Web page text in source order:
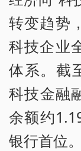
转变趋势
科技企业
体系。截
科技金融
余额约
银行首位。